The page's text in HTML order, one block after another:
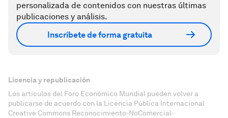
personalizada de contenidos con nuestras últimas
publicaciones y análisis.
Inscríbete de forma gratuita
Licencia y republicación
Los artículos del Foro Económico Mundial pueden volver a
publicarse de acuerdo con la Licencia Pública Internacional
Creative Commons Reconocimiento-NoComercial-